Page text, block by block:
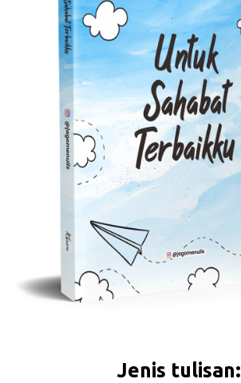
Jenis tulisan: